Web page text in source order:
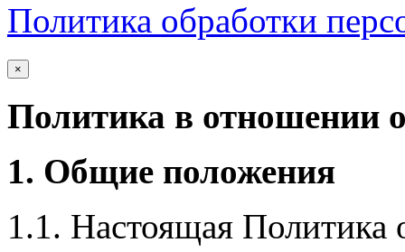
Политика обработки
×
Политика в отношении
1. Общие положения
1.1. Настоящая Политика